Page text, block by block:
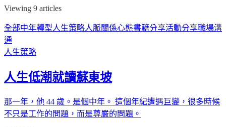
Viewing 9 articles
全部中年轉型人生策略人脈關係心態書籍分享活動分享職場溝
通
人生策略
人生低潮就讀蘇東坡
那一年，他 44 歲。是個中年。 這個年紀遭遇巨變，很多時候
不只是工作的問題，而是尊嚴的問題。